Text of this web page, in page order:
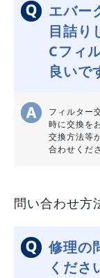
エバー
目詰り
Cフィ
良いで
フィルター
時に交換を
交換方法等
合わせくだ
問い合わせ方
修理の
くださ